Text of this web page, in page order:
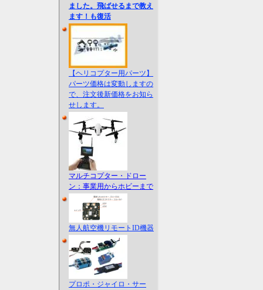
ました。飛ばせるまで教え
ます！も復活
【ヘリコプター用パーツ】
パーツ価格は変動しますの
で、注文後新価格をお知ら
せします。
マルチコプター・ドロー
ン：事業用からホビーまで
無人航空機リモートID機器
プロポ・ジャイロ・サー